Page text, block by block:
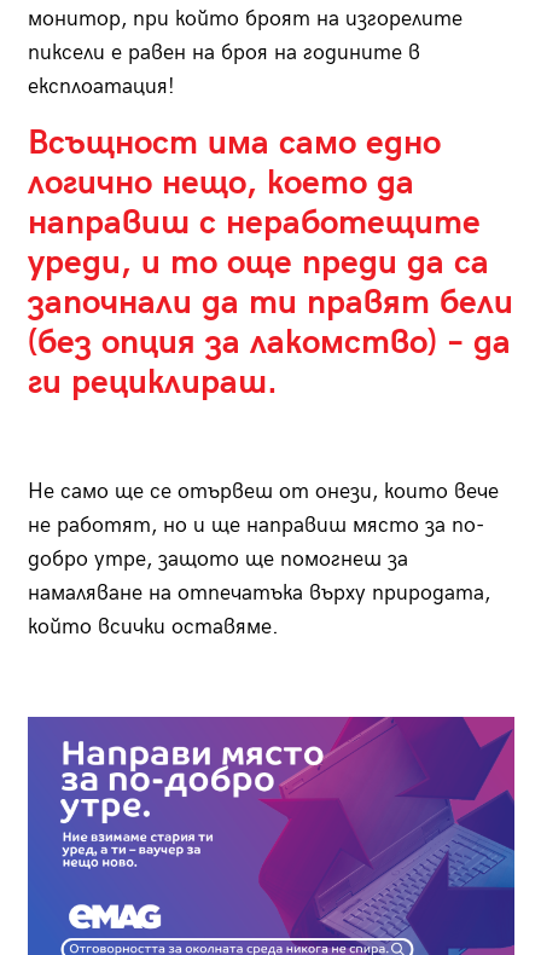
монитор, при който броят на изгорелите
пиксели е равен на броя на годините в
експлоатация!
Всъщност има само едно
логично нещо, което да
направиш с неработещите
уреди, и то още преди да са
започнали да ти правят бели
(без опция за лакомство) – да
ги рециклираш.
Не само ще се отървеш от онези, които вече
не работят, но и ще направиш място за по-
добро утре, защото ще помогнеш за
намаляване на отпечатъка върху природата,
който всички оставяме.